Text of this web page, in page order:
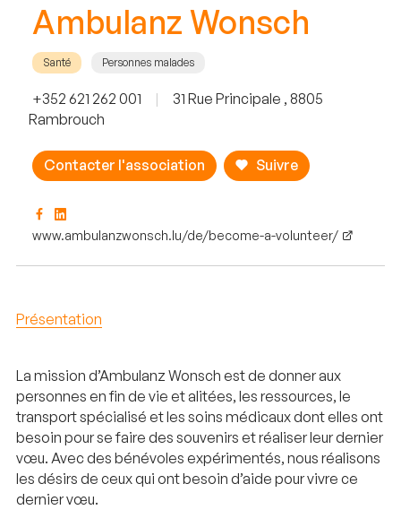
Ambulanz Wonsch
Santé Personnes malades
+352 621 262 001 |
31 Rue Principale , 8805
Rambrouch
Contacter l'association Suivre
www.ambulanzwonsch.lu/de/become-a-volunteer/
Présentation
La mission d’Ambulanz Wonsch est de donner aux
personnes en fin de vie et alitées, les ressources, le
transport spécialisé et les soins médicaux dont elles ont
besoin pour se faire des souvenirs et réaliser leur dernier
vœu. Avec des bénévoles expérimentés, nous réalisons
les désirs de ceux qui ont besoin d’aide pour vivre ce
dernier vœu.